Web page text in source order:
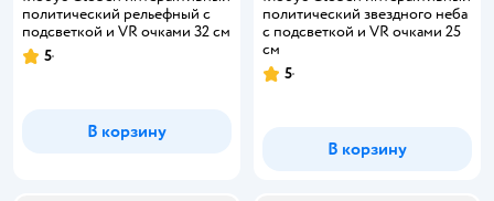
политический рельефный с
подсветкой и VR очками 32 см
Рейтинг:
5
В корзину
политический звездного неба
с подсветкой и VR очками 25
см
Рейтинг:
5
В корзину